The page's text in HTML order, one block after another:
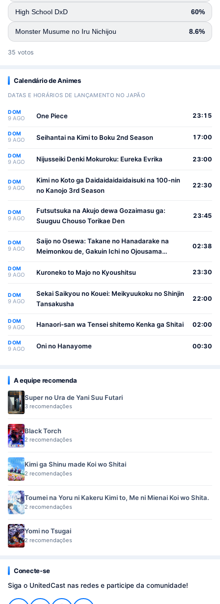
High School DxD 60%
Monster Musume no Iru Nichijou 8.6%
35 votos
Calendário de Animes
DATAS E HORÁRIOS DE LANÇAMENTO NO JAPÃO
DOM
9 AGO One Piece 23:15
DOM
9 AGO Seihantai na Kimi to Boku 2nd Season 17:00
DOM
9 AGO Nijusseiki Denki Mokuroku: Eureka Evrika 23:00
DOM
9 AGO
Kimi no Koto ga Daidaidaidaidaisuki na 100-nin
no Kanojo 3rd Season
22:30
DOM
9 AGO
Futsutsuka na Akujo dewa Gozaimasu ga:
Suuguu Chouso Torikae Den
23:45
DOM
9 AGO
Saijo no Osewa: Takane no Hanadarake na
Meimonkou de, Gakuin Ichi no Ojousama
Osewa suru Koto ni Narimashita
02:38
DOM
9 AGO Kuroneko to Majo no Kyoushitsu 23:30
DOM
9 AGO
Sekai Saikyou no Kouei: Meikyuukoku no Shinjin
Tansakusha
22:00
DOM
9 AGO Hanaori-san wa Tensei shitemo Kenka ga Shitai 02:00
DOM
9 AGO Oni no Hanayome 00:30
A equipe recomenda
Super no Ura de Yani Suu Futari
3 recomendações
Black Torch
2 recomendações
Kimi ga Shinu made Koi wo Shitai
2 recomendações
Toumei na Yoru ni Kakeru Kimi to, Me ni Mienai Koi wo Shita.
2 recomendações
Yomi no Tsugai
2 recomendações
Conecte-se
Siga o UnitedCast nas redes e participe da comunidade!